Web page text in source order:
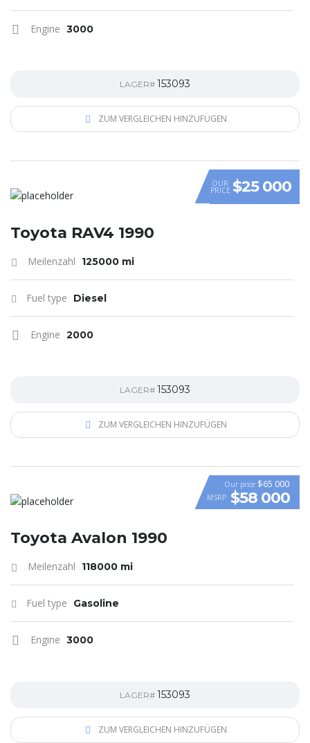
Engine 3000
LAGER# 153093
ZUM VERGLEICHEN HINZUFÜGEN
OUR
PRICE $25 000
Toyota RAV4 1990
Meilenzahl 125000 mi
Fuel type Diesel
Engine 2000
LAGER# 153093
ZUM VERGLEICHEN HINZUFÜGEN
VIDEO
Our price $65 000
MSRP $58 000
Toyota Avalon 1990
Meilenzahl 118000 mi
Fuel type Gasoline
Engine 3000
LAGER# 153093
ZUM VERGLEICHEN HINZUFÜGEN